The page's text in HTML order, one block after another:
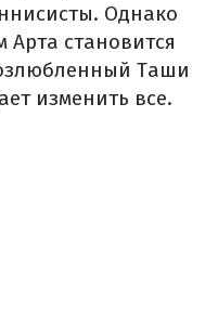
Однако
становится
Таши
изменить все.